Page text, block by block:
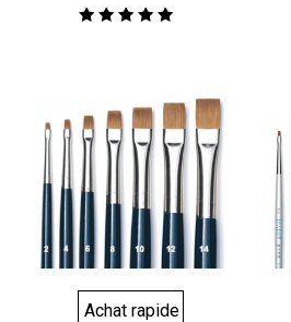
Achat rapide